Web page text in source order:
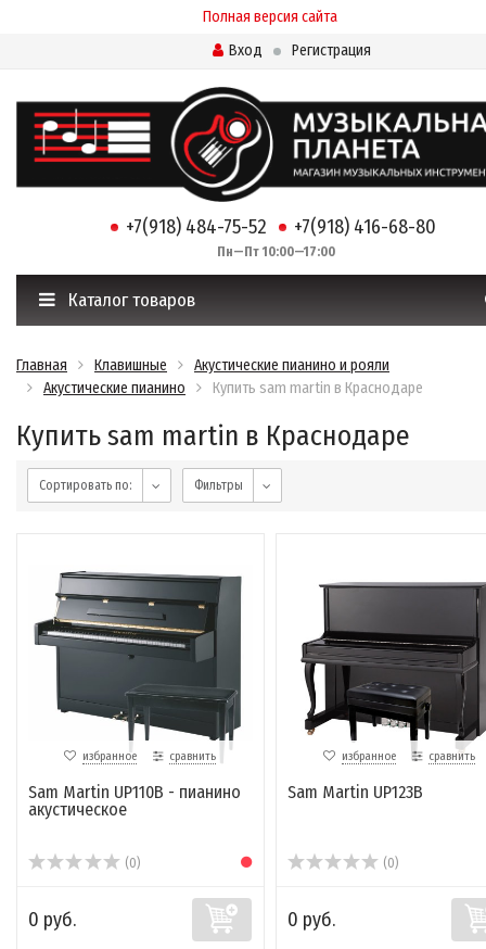
Полная версия сайта
Вход
Регистрация
+7(918) 484-75-52 +7(918) 416-68-80
Пн—Пт 10:00—17:00
Каталог товаров
Главная Клавишные
Акустические пианино и рояли
Акустические пианино
Купить sam martin в Краснодаре
Купить sam martin в Краснодаре
Сортировать по: Фильтры
избранное сравнить
Sam Martin UP110B - пианино
акустическое
(0)
0 руб.
избранное сравнить
Sam Martin UP123B
(0)
0 руб.